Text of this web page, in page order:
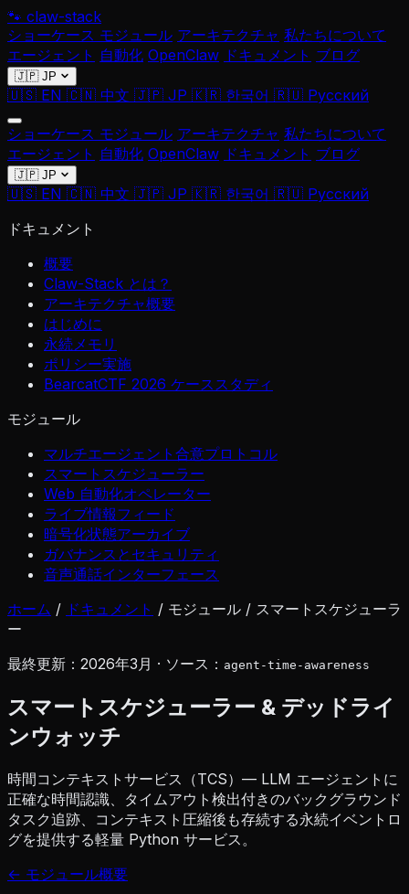
🐾 claw-stack
ショーケース モジュール アーキテクチャ 私たちについて
エージェント 自動化 OpenClaw ドキュメント ブログ
🇯🇵 JP
🇺🇸 EN 🇨🇳 中文 🇯🇵 JP 🇰🇷 한국어 🇷🇺 Русский
ショーケース モジュール アーキテクチャ 私たちについて
エージェント 自動化 OpenClaw ドキュメント ブログ
🇯🇵 JP
🇺🇸 EN 🇨🇳 中文 🇯🇵 JP 🇰🇷 한국어 🇷🇺 Русский
ドキュメント
概要
Claw-Stack とは？
アーキテクチャ概要
はじめに
永続メモリ
ポリシー実施
BearcatCTF 2026 ケーススタディ
モジュール
マルチエージェント合意プロトコル
スマートスケジューラー
Web 自動化オペレーター
ライブ情報フィード
暗号化状態アーカイブ
ガバナンスとセキュリティ
音声通話インターフェース
ホーム / ドキュメント / モジュール / スマートスケジューラ
ー
最終更新：2026年3月 · ソース： agent-time-awareness
スマートスケジューラー & デッドライ
ンウォッチ
時間コンテキストサービス（TCS）— LLM エージェントに
正確な時間認識、タイムアウト検出付きのバックグラウンド
タスク追跡、コンテキスト圧縮後も存続する永続イベントロ
グを提供する軽量 Python サービス。
← モジュール概要